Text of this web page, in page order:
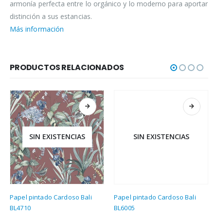
armonía perfecta entre lo orgánico y lo moderno para aportar
distinción a sus estancias.
Más información
PRODUCTOS RELACIONADOS
SIN EXISTENCIAS
Papel pintado Cardoso Bali
BL4710
SIN EXISTENCIAS
Papel pintado Cardoso Bali
BL6005